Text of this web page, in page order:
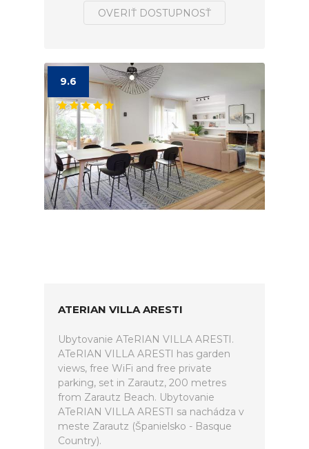
OVERIŤ DOSTUPNOSŤ
9.6
ATERIAN VILLA ARESTI
Ubytovanie ATeRIAN VILLA ARESTI.
ATeRIAN VILLA ARESTI has garden
views, free WiFi and free private
parking, set in Zarautz, 200 metres
from Zarautz Beach. Ubytovanie
ATeRIAN VILLA ARESTI sa nachádza v
meste Zarautz (Španielsko - Basque
Country).